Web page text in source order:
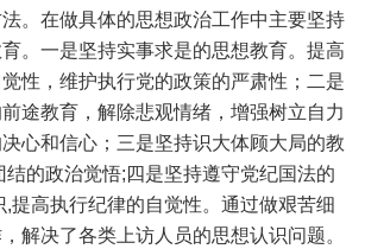
。在做具体的思想政治工作中主要坚持
。一是坚持实事求是的思想教育。提高
性，维护执行党的政策的严肃性；二是
途教育，解除悲观情绪，增强树立自力
心和信心；三是坚持识大体顾大局的教
结的政治觉悟;四是坚持遵守党纪国法的
,提高执行纪律的自觉性。通过做艰苦细
解决了各类上访人员的思想认识问题。